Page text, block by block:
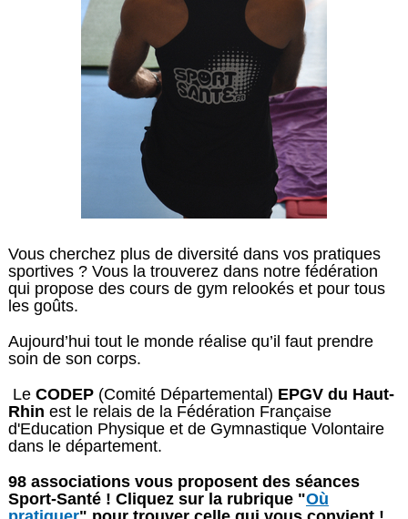
Vous cherchez plus de diversité dans vos pratiques
sportives ? Vous la trouverez dans notre fédération
qui propose des cours de gym relookés et pour tous
les goûts.
Aujourd’hui tout le monde réalise qu’il faut prendre
soin de son corps.
Le CODEP(Comité Départemental) EPGV du Haut-
Rhin est le relais de la Fédération Française
d'Education Physique et de Gymnastique Volontaire
dans le département.
98 associations vous proposent des séances
Sport-Santé ! Cliquez sur la rubrique "Où